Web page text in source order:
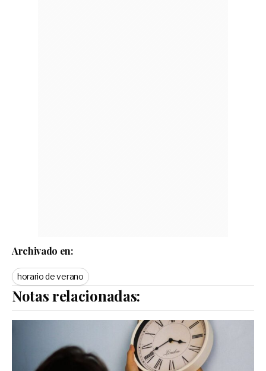
Archivado en:
horario de verano
Notas relacionadas: